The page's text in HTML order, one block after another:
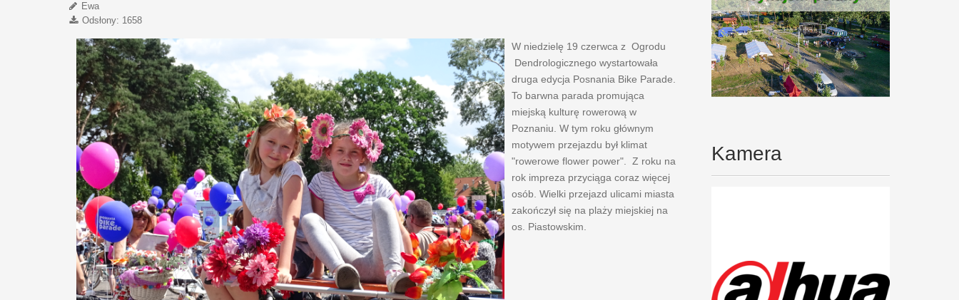
Ewa
Odsłony: 1658
W niedzielę 19 czerwca z Ogrodu
Dendrologicznego wystartowała
druga edycja Posnania Bike Parade.
To barwna parada promująca
miejską kulturę rowerową w
Poznaniu. W tym roku głównym
motywem przejazdu był klimat
"rowerowe flower power". Z roku na
rok impreza przyciąga coraz więcej
osób. Wielki przejazd ulicami miasta
zakończył się na plaży miejskiej na
os. Piastowskim.
Kamera